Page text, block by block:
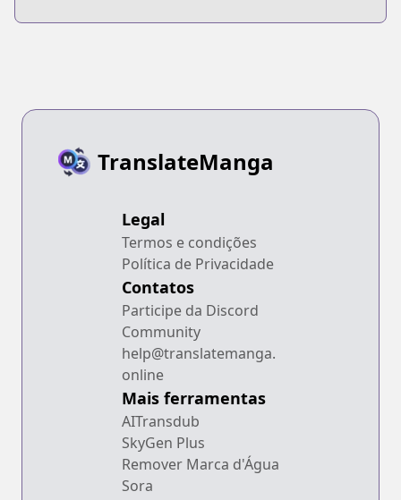
TranslateManga
Legal
Termos e condições
Política de Privacidade
Contatos
Participe da Discord
Community
help@translatemanga.
online
Mais ferramentas
AITransdub
SkyGen Plus
Remover Marca d'Água
Sora